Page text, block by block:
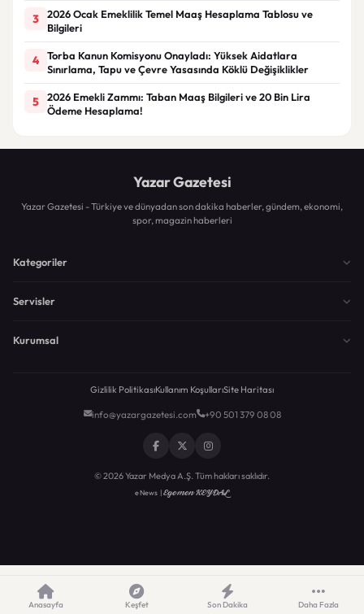
3
2026 Ocak Emeklilik Temel Maaş Hesaplama Tablosu ve
Bilgileri
4
Torba Kanun Komisyonu Onayladı: Yüksek Aidatlara
Sınırlama, Tapu ve Çevre Yasasında Köklü Değişiklikler
5
2026 Emekli Zammı: Taban Maaş Bilgileri ve 20 Bin Lira
Ödeme Hesaplama!
Yazar Gazetesi
Yazar Gazetesi - Türkiye ve dünyadan son dakika haberler, gündem, ekonomi,
spor, magazin haberleri
Kategoriler
Servisler
Kurumsal
Gizlilik PolitikasıKullanım KoşullarıSite Haritası
info@yazargazetesi.com +90 501 379 08 08
© 2026 Yazar Medya A.Ş. Tüm hakları saklıdır.
eNews |Egemen KEYDAL
Anasayfa Keşfet Son Dakika Daha Fazla